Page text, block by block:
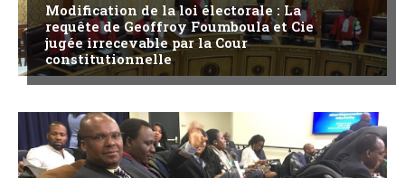
Modification de la loi électorale : La
requête de Geoffroy Foumboula et Cie
jugée irrecevable par la Cour
constitutionnelle